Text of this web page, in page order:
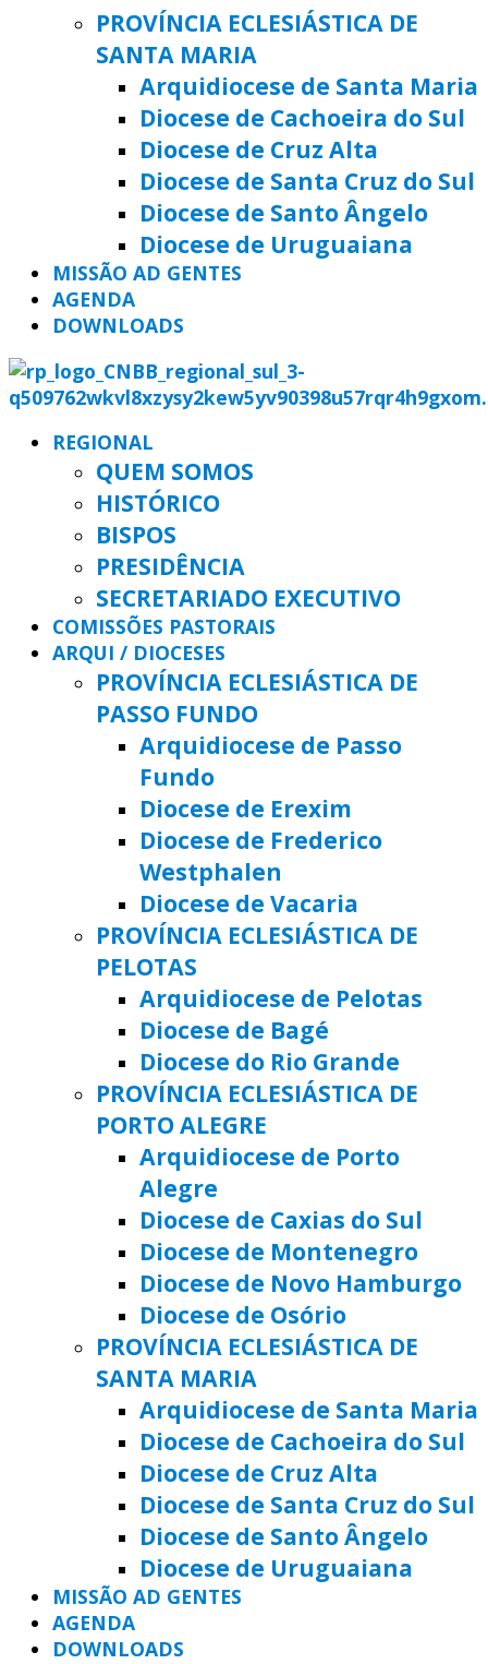
PROVÍNCIA ECLESIÁSTICA DE
SANTA MARIA
Arquidiocese de Santa Maria
Diocese de Cachoeira do Sul
Diocese de Cruz Alta
Diocese de Santa Cruz do Sul
Diocese de Santo Ângelo
Diocese de Uruguaiana
MISSÃO AD GENTES
AGENDA
DOWNLOADS
REGIONAL
QUEM SOMOS
HISTÓRICO
BISPOS
PRESIDÊNCIA
SECRETARIADO EXECUTIVO
COMISSÕES PASTORAIS
ARQUI / DIOCESES
PROVÍNCIA ECLESIÁSTICA DE
PASSO FUNDO
Arquidiocese de Passo
Fundo
Diocese de Erexim
Diocese de Frederico
Westphalen
Diocese de Vacaria
PROVÍNCIA ECLESIÁSTICA DE
PELOTAS
Arquidiocese de Pelotas
Diocese de Bagé
Diocese do Rio Grande
PROVÍNCIA ECLESIÁSTICA DE
PORTO ALEGRE
Arquidiocese de Porto
Alegre
Diocese de Caxias do Sul
Diocese de Montenegro
Diocese de Novo Hamburgo
Diocese de Osório
PROVÍNCIA ECLESIÁSTICA DE
SANTA MARIA
Arquidiocese de Santa Maria
Diocese de Cachoeira do Sul
Diocese de Cruz Alta
Diocese de Santa Cruz do Sul
Diocese de Santo Ângelo
Diocese de Uruguaiana
MISSÃO AD GENTES
AGENDA
DOWNLOADS